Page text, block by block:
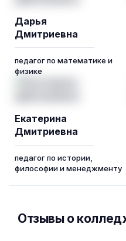
Дарья
Дмитриевна
педагог по математике и
физике
Екатерина
Дмитриевна
педагог по истории,
философии и менеджменту
Отзывы о